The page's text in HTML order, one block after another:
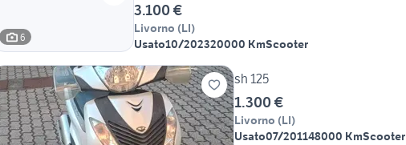
6
3.100 €
Livorno (LI)
Usato10/202320000 KmScooter
sh 125
1.300 €
Livorno (LI)
Usato07/201148000 KmScooter